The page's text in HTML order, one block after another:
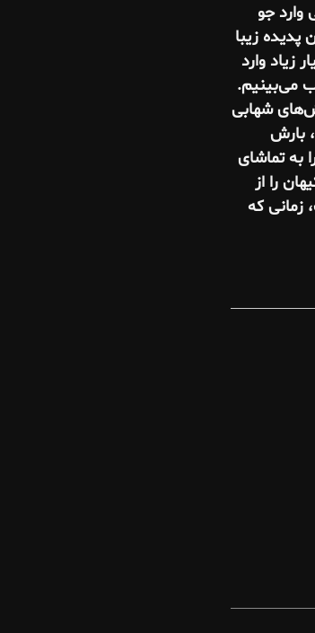
وارد جو
زیبا
زیاد وارد
می‌بینیم.
شهابی
بارش
به تماشای
را از
زمانی که